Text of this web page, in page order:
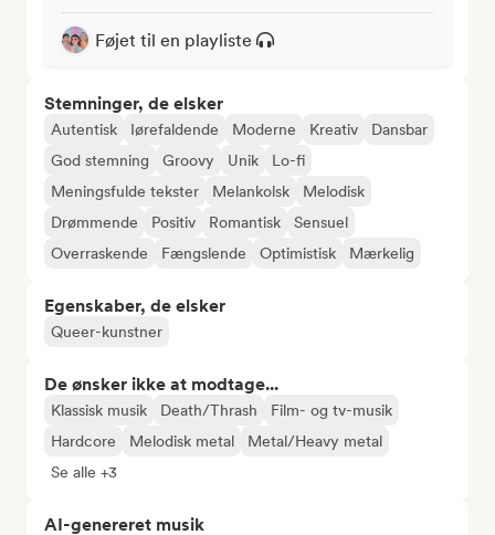
Føjet til en playliste
Stemninger, de elsker
Autentisk Iørefaldende Moderne Kreativ
Dansbar
God stemning
Groovy Unik
Lo-fi
Meningsfulde tekster
Melankolsk
Melodisk
Drømmende
Positiv Romantisk
Sensuel
Overraskende
Fængslende Optimistisk Mærkelig
Egenskaber, de elsker
Queer-kunstner
De ønsker ikke at modtage...
Klassisk musik Death/Thrash
Film- og tv-musik
Hardcore
Melodisk metal
Metal/Heavy metal
Se alle +3
AI-genereret musik